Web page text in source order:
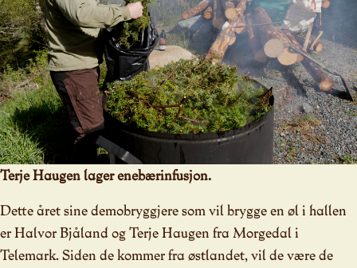
Terje Haugen lager enebærinfusjon.
Dette året sine demobryggjere som vil brygge en øl i hallen
er Halvor Bjåland og Terje Haugen fra Morgedal i
Telemark. Siden de kommer fra østlandet, vil de være de